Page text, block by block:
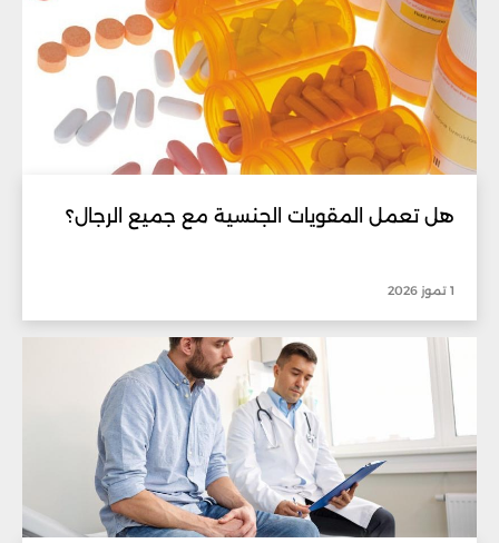
هل تعمل المقويات الجنسية مع جميع الرجال؟
1 تموز 2026